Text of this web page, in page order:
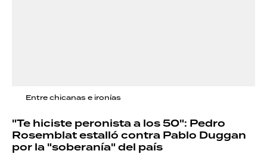
Entre chicanas e ironías
"Te hiciste peronista a los 50": Pedro
Rosemblat estalló contra Pablo Duggan
por la "soberanía" del país